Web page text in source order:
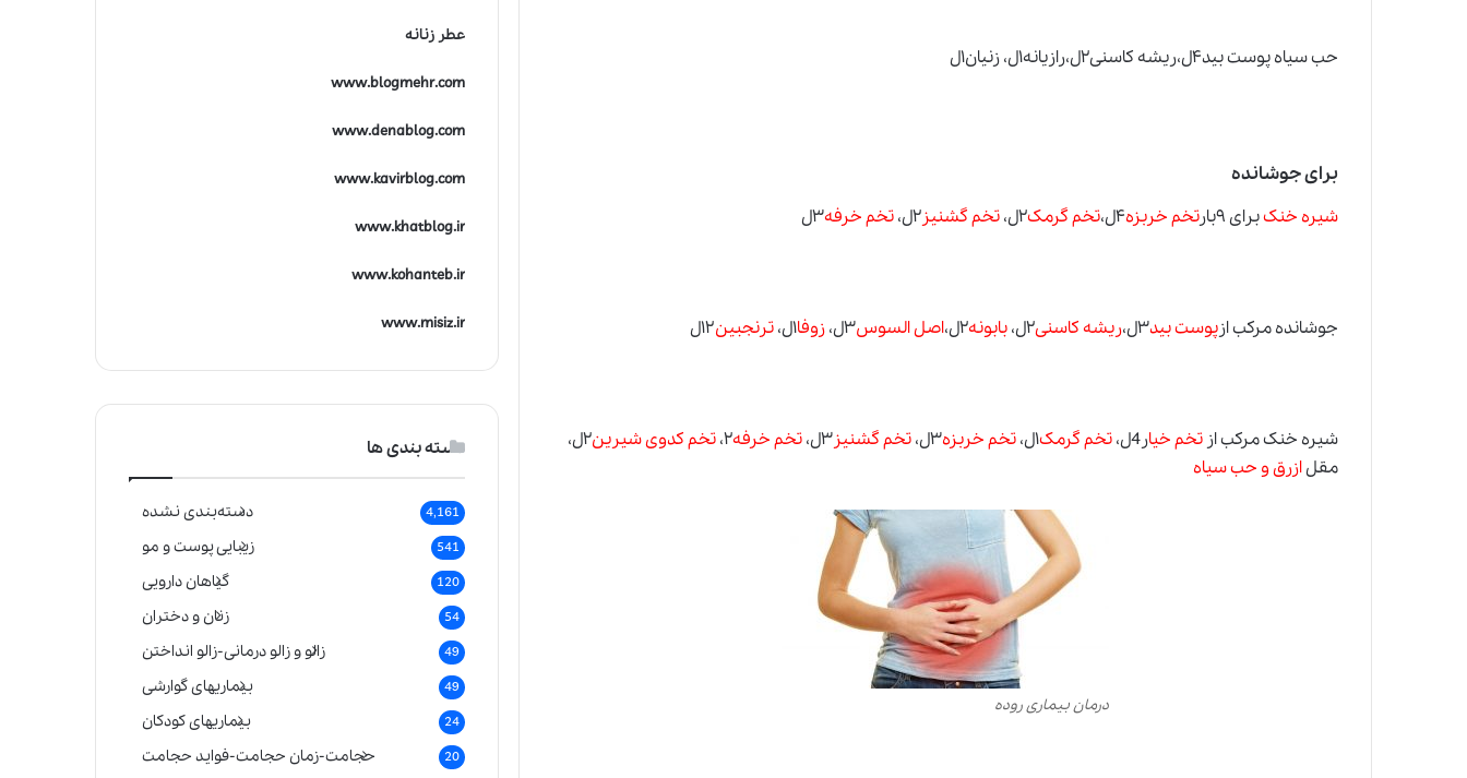
حب سیاه پوست بید۴ل،ریشه کاسنی۲ل،رازیانه۱ل، زنیان۱ل
برای جوشانده
شیره خنکبرای ۹بار تخم خربزه۴ل، تخم گرمک۲ل، تخم گشنیز۲ل، تخم خرفه۳ل
جوشانده مرکب ازپوست بید۳ل، ریشه کاسنی۲ل، بابونه۲ل، اصل السوس۳ل، زوفا۱ل، ترنجبین۱۲ل
شیره خنک مرکب از تخم خیار4ل، تخم گرمک۱ل، تخم خربزه۳ل، تخم گشنیز۳ل، تخم خرفه۲، تخم کدوی شیرین ۲ل،
مقلازرق و حب سیاه
درمان بیماری روده
عطر زنانه
www.blogmehr.com
www.denablog.com
www.kavirblog.com
www.khatblog.ir
www.kohanteb.ir
www.misiz.ir
دسته بندی ها
دسته‌بندی نشده 4,161
زیبایی پوست و مو 541
گیاهان دارویی 120
زنان و دختران 54
زالو و زالو درمانی-زالو انداختن 49
بیماریهای گوارشی 49
بیماریهای کودکان 24
حجامت-زمان حجامت-فواید حجامت 20